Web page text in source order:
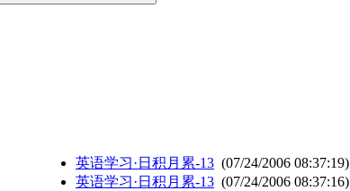
英语学习·日积月累-13 (07/24/2006 08:37:19)
英语学习·日积月累-13 (07/24/2006 08:37:16)